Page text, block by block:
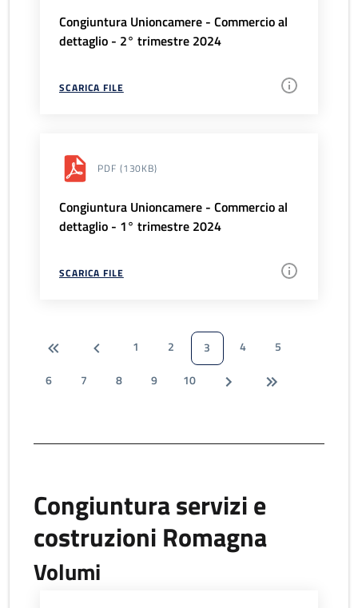
Congiuntura Unioncamere - Commercio al
dettaglio - 2° trimestre 2024
SCARICA FILE
PDF (130KB)
Congiuntura Unioncamere - Commercio al
dettaglio - 1° trimestre 2024
SCARICA FILE
1 2 3 4
5
6
7 8 9 10
Congiuntura servizi e
costruzioni Romagna
Volumi